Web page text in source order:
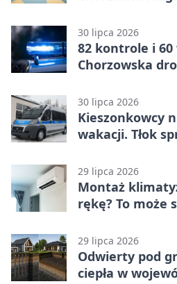
30 lipca 2026
82 kontrole i 60
Chorzowska
30 lipca 2026
Kieszonkowcy
wakacji. Tłok
29 lipca 2026
Montaż
rękę? To może
29 lipca 2026
Odwierty pod
ciepła w